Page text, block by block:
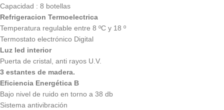
Capacidad : 8 botellas
Refrigeracion Termoelectrica
Temperatura regulable entre 8 ºC y 18 º
Termostato electrónico Digital
Luz led interior
Puerta de cristal, anti rayos U.V.
3 estantes de madera.
Eficiencia Energética B
Bajo nivel de ruido en torno a 38 db
Sistema antivibración